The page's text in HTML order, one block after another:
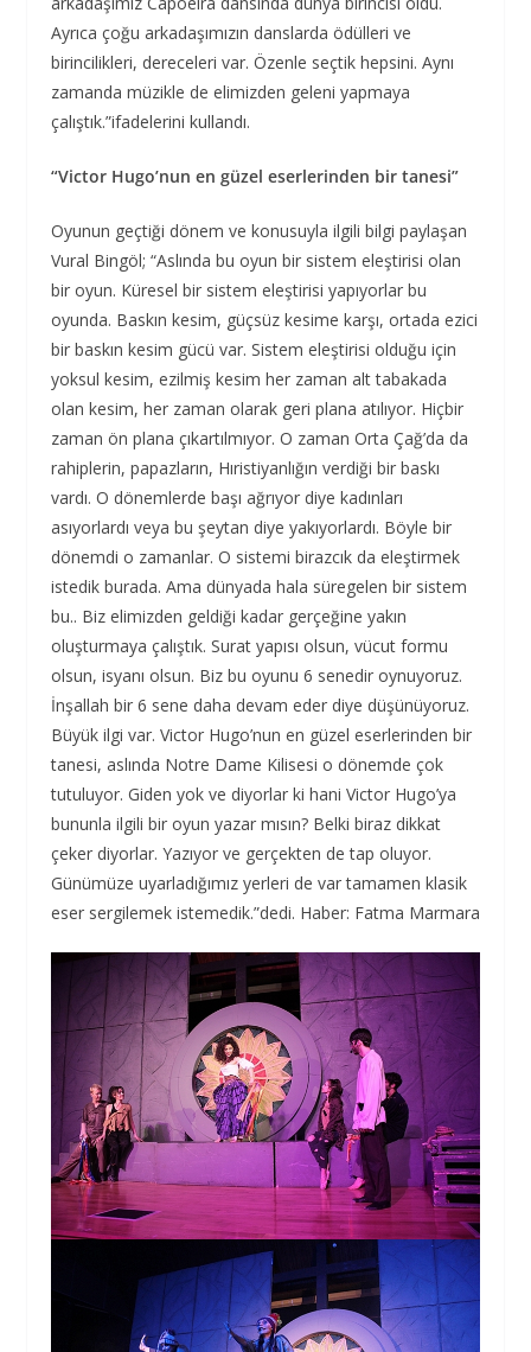
Ayrıca çoğu arkadaşımızın danslarda ödülleri ve
birincilikleri, dereceleri var. Özenle seçtik hepsini. Aynı
zamanda müzikle de elimizden geleni yapmaya
çalıştık.”ifadelerini kullandı.
“Victor Hugo’nun en güzel eserlerinden bir tanesi”
Oyunun geçtiği dönem ve konusuyla ilgili bilgi paylaşan
Vural Bingöl; “Aslında bu oyun bir sistem eleştirisi olan
bir oyun. Küresel bir sistem eleştirisi yapıyorlar bu
oyunda. Baskın kesim, güçsüz kesime karşı, ortada ezici
bir baskın kesim gücü var. Sistem eleştirisi olduğu için
yoksul kesim, ezilmiş kesim her zaman alt tabakada
olan kesim, her zaman olarak geri plana atılıyor. Hiçbir
zaman ön plana çıkartılmıyor. O zaman Orta Çağ’da da
rahiplerin, papazların, Hıristiyanlığın verdiği bir baskı
vardı. O dönemlerde başı ağrıyor diye kadınları
asıyorlardı veya bu şeytan diye yakıyorlardı. Böyle bir
dönemdi o zamanlar. O sistemi birazcık da eleştirmek
istedik burada. Ama dünyada hala süregelen bir sistem
bu.. Biz elimizden geldiği kadar gerçeğine yakın
oluşturmaya çalıştık. Surat yapısı olsun, vücut formu
olsun, isyanı olsun. Biz bu oyunu 6 senedir oynuyoruz.
İnşallah bir 6 sene daha devam eder diye düşünüyoruz.
Büyük ilgi var. Victor Hugo’nun en güzel eserlerinden bir
tanesi, aslında Notre Dame Kilisesi o dönemde çok
tutuluyor. Giden yok ve diyorlar ki hani Victor Hugo’ya
bununla ilgili bir oyun yazar mısın? Belki biraz dikkat
çeker diyorlar. Yazıyor ve gerçekten de tap oluyor.
Günümüze uyarladığımız yerleri de var tamamen klasik
eser sergilemek istemedik.”dedi. Haber: Fatma Marmara